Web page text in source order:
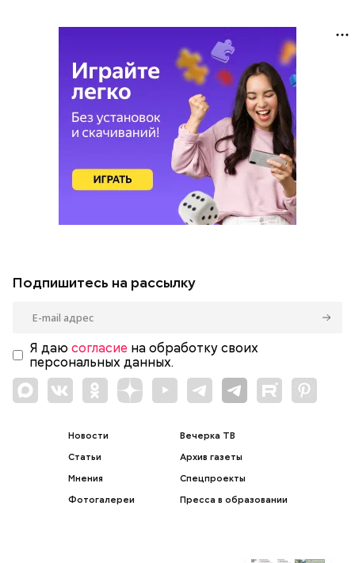
Подпишитесь на рассылку
Я даю согласие на обработку своих
персональных данных.
Новости
Статьи
Мнения
Фотогалереи
Вечерка ТВ
Архив газеты
Спецпроекты
Пресса в образовании